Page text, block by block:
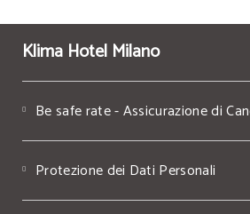
Klima Hotel Milano
Be safe rate - Assicurazione di
Protezione dei Dati Personali